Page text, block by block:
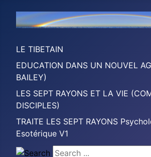
LE TIBETAIN
EDUCATION DANS UN NOUVEL
BAILEY)
LES SEPT RAYONS ET LA VIE
DISCIPLES)
TRAITE LES SEPT RAYONS
Esotérique V1
Search ...